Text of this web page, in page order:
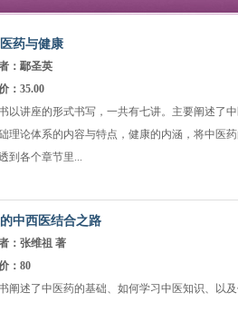
药与健康
：鄢圣英
：35.00
以讲座的形式书写，一共有七讲。主要阐述了
理论体系的内容与特点，健康的内涵，将中医
到各个章节里...
中西医结合之路
：张维祖 著
：80
阐述了中医药的基础、如何学习中医知识、以